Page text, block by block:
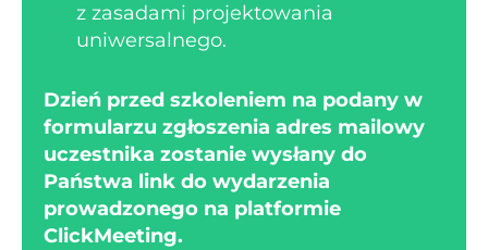
z zasadami projektowania
uniwersalnego.
Dzień przed szkoleniem na podany w
formularzu zgłoszenia adres mailowy
uczestnika zostanie wysłany do
Państwa link do wydarzenia
prowadzonego na platformie
ClickMeeting.